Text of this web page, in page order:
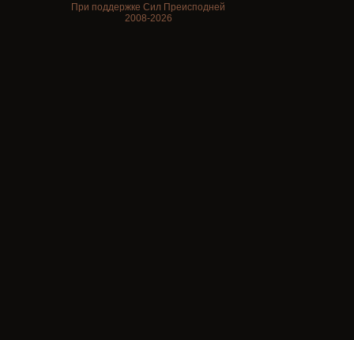
При поддержке Сил Преисподней
2008-2026